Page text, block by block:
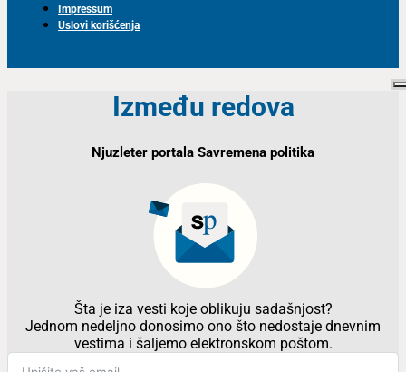
Impressum
Uslovi korišćenja
Između redova
Njuzleter portala Savremena politika
Šta je iza vesti koje oblikuju sadašnjost?
Jednom nedeljno donosimo ono što nedostaje dnevnim
vestima i šaljemo elektronskom poštom.